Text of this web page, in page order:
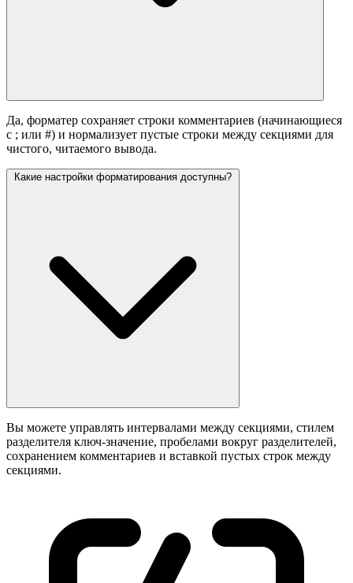
Да, форматер сохраняет строки комментариев (начинающиеся
с ; или #) и нормализует пустые строки между секциями для
чистого, читаемого вывода.
Какие настройки форматирования доступны?
Вы можете управлять интервалами между секциями, стилем
разделителя ключ-значение, пробелами вокруг разделителей,
сохранением комментариев и вставкой пустых строк между
секциями.